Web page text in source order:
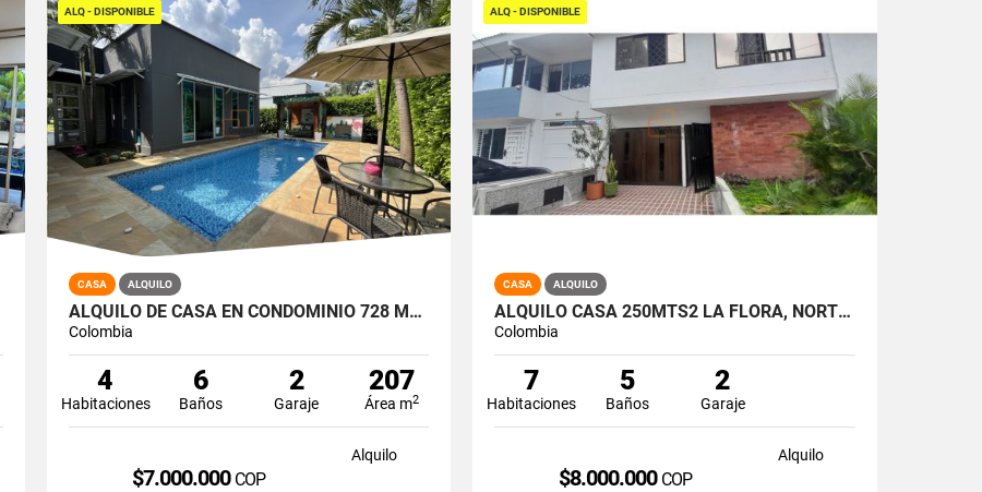
ALQ - DISPONIBLE
CASA ALQUILO
ALQUILO DE CASA EN CONDOMINIO 728 MTRS2 ALFAGUARA, JAMUNDÍ, A-143
Colombia
4
Habitaciones
6
Baños
2
Garaje
207
Área m2
Alquilo
$7.000.000 COP
ALQ - DISPONIBLE
CASA ALQUILO
ALQUILO CASA 250MTS2 LA FLORA, NORTE DE CALI, A-174
Colombia
7
Habitaciones
5
Baños
2
Garaje
Alquilo
$8.000.000 COP